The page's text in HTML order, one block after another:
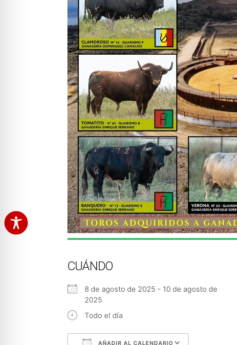
CUÁNDO
8 de agosto de 2025 - 10 de agosto de
2025
Todo el día
AÑADIR AL CALENDARIO